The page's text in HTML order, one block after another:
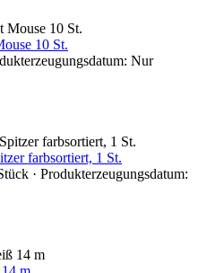
10 St.
Nur
farbsortiert, 1 St.
· Produkterzeugungsdatum: